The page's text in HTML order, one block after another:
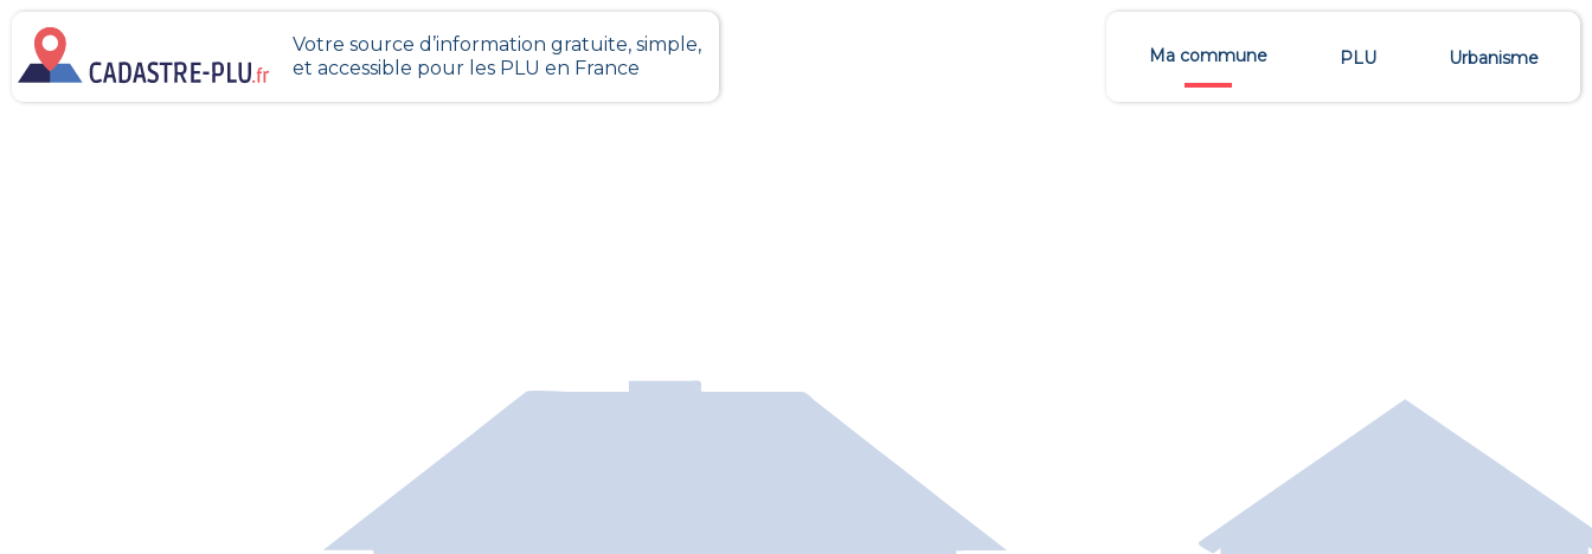
Votre source d’information gratuite, simple,
et accessible pour les PLU en France
Ma commune PLU Urbanisme